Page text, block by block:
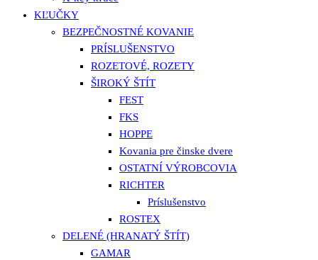
KĽUČKY
BEZPEČNOSTNÉ KOVANIE
PRÍSLUŠENSTVO
ROZETOVÉ, ROZETY
ŠIROKÝ ŠTÍT
FEST
FKS
HOPPE
Kovania pre činske dvere
OSTATNÍ VÝROBCOVIA
RICHTER
Príslušenstvo
ROSTEX
DELENÉ (HRANATÝ ŠTÍT)
GAMAR